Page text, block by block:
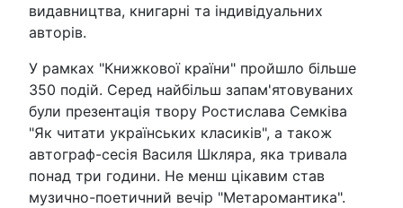
видавництва, книгарні та індивідуальних
авторів.
У рамках "Книжкової країни" пройшло більше
350 подій. Серед найбільш запам'ятовуваних
були презентація твору Ростислава Семківа
"Як читати українських класиків", а також
автограф-сесія Василя Шкляра, яка тривала
понад три години. Не менш цікавим став
музично-поетичний вечір "Метаромантика".